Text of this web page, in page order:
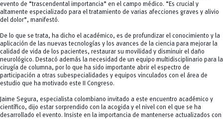
evento de “trascendental importancia” en el campo médico. “Es crucial y
altamente especializado para el tratamiento de varias afecciones graves y alivio
del dolor”, manifestó.
De lo que se trata, ha dicho el académico, es de profundizar el conocimiento y la
aplicación de las nuevas tecnologías y los avances de la ciencia para mejorar la
calidad de vida de los pacientes, restaurar su movilidad y disminuir el daño
neurológico. Destacó además la necesidad de un equipo multidisciplinario para la
cirugía de columna, por lo que ha sido importante abrir el espectro de
participación a otras subespecialidades y equipos vinculados con el área de
estudio que ha motivado este II Congreso.
Jaime Segura, especialista colombiano invitado a este encuentro académico y
científico, dijo estar sorprendido con la acogida y el nivel con el que se ha
desarrollado el evento. Insiste en la importancia de mantenerse actualizados con